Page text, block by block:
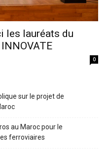
les lauréats du
0
sur le projet de
au Maroc pour le
ferroviaires